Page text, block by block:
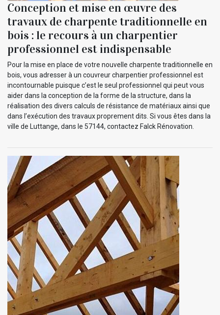
Conception et mise en œuvre des
travaux de charpente traditionnelle en
bois : le recours à un charpentier
professionnel est indispensable
Pour la mise en place de votre nouvelle charpente traditionnelle en
bois, vous adresser à un couvreur charpentier professionnel est
incontournable puisque c’est le seul professionnel qui peut vous
aider dans la conception de la forme de la structure, dans la
réalisation des divers calculs de résistance de matériaux ainsi que
dans l’exécution des travaux proprement dits. Si vous êtes dans la
ville de Luttange, dans le 57144, contactez Falck Rénovation.